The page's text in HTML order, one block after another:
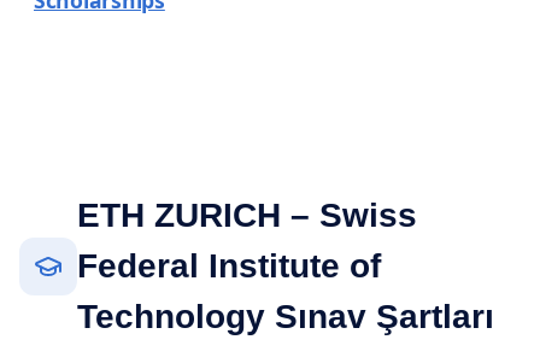
ETH ZURICH – Swiss
Federal Institute of
Technology Sınav Şartları